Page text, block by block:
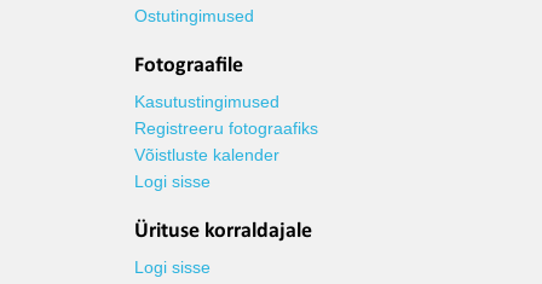
Ostutingimused
Fotograafile
Kasutustingimused
Registreeru fotograafiks
Võistluste kalender
Logi sisse
Ürituse korraldajale
Logi sisse